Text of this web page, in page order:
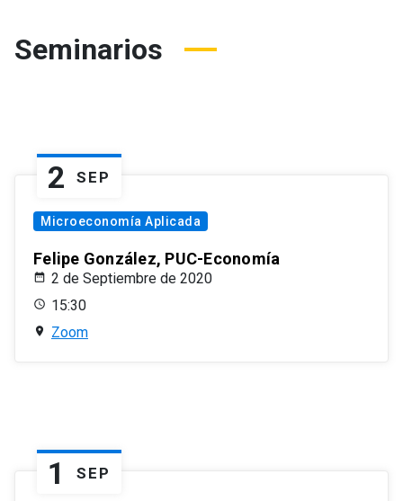
Seminarios
2 SEP
Microeconomía Aplicada
Felipe González, PUC-Economía
2 de Septiembre de 2020
15:30
Zoom
1 SEP